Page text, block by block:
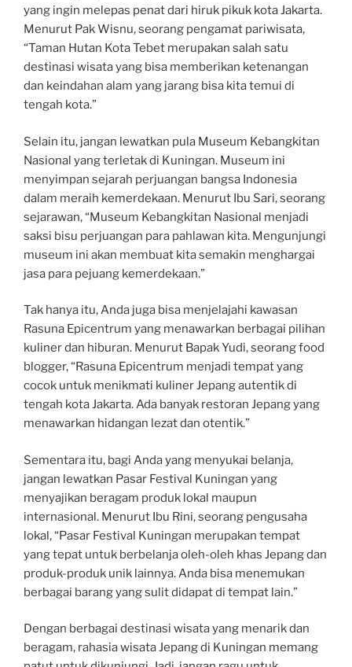
yang ingin melepas penat dari hiruk pikuk kota Jakarta.
Menurut Pak Wisnu, seorang pengamat pariwisata,
“Taman Hutan Kota Tebet merupakan salah satu
destinasi wisata yang bisa memberikan ketenangan
dan keindahan alam yang jarang bisa kita temui di
tengah kota.”
Selain itu, jangan lewatkan pula Museum Kebangkitan
Nasional yang terletak di Kuningan. Museum ini
menyimpan sejarah perjuangan bangsa Indonesia
dalam meraih kemerdekaan. Menurut Ibu Sari, seorang
sejarawan, “Museum Kebangkitan Nasional menjadi
saksi bisu perjuangan para pahlawan kita. Mengunjungi
museum ini akan membuat kita semakin menghargai
jasa para pejuang kemerdekaan.”
Tak hanya itu, Anda juga bisa menjelajahi kawasan
Rasuna Epicentrum yang menawarkan berbagai pilihan
kuliner dan hiburan. Menurut Bapak Yudi, seorang food
blogger, “Rasuna Epicentrum menjadi tempat yang
cocok untuk menikmati kuliner Jepang autentik di
tengah kota Jakarta. Ada banyak restoran Jepang yang
menawarkan hidangan lezat dan otentik.”
Sementara itu, bagi Anda yang menyukai belanja,
jangan lewatkan Pasar Festival Kuningan yang
menyajikan beragam produk lokal maupun
internasional. Menurut Ibu Rini, seorang pengusaha
lokal, “Pasar Festival Kuningan merupakan tempat
yang tepat untuk berbelanja oleh-oleh khas Jepang dan
produk-produk unik lainnya. Anda bisa menemukan
berbagai barang yang sulit didapat di tempat lain.”
Dengan berbagai destinasi wisata yang menarik dan
beragam, rahasia wisata Jepang di Kuningan memang